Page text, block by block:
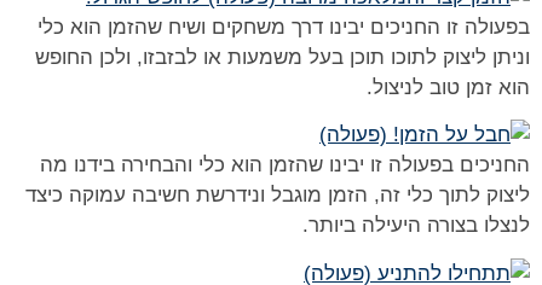
בפעולה זו החניכים יבינו דרך משחקים ושיח שהזמן הוא כלי
וניתן ליצוק לתוכו תוכן בעל משמעות או לבזבזו, ולכן החופש
הוא זמן טוב לניצול.
החניכים בפעולה זו יבינו שהזמן הוא כלי והבחירה בידנו מה
ליצוק לתוך כלי זה, הזמן מוגבל ונידרשת חשיבה עמוקה כיצד
לנצלו בצורה היעילה ביותר.